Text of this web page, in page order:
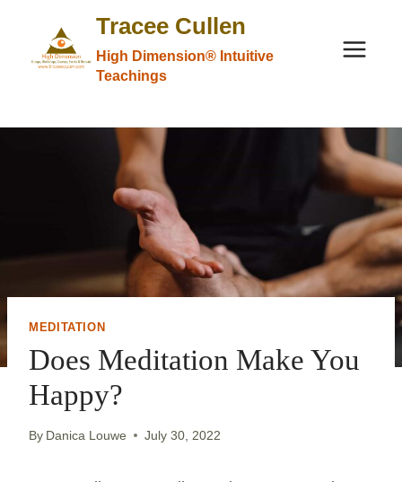
content
Tracee Cullen
High Dimension® Intuitive
Teachings
MEDITATION
Does Meditation Make You
Happy?
By Danica Louwe July 30, 2022